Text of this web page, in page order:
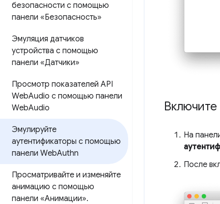
безопасности с помощью
панели «Безопасность»
Эмуляция датчиков
устройства с помощью
панели «Датчики»
Просмотр показателей API
WebAudio с помощью панели
WebAudio
Эмулируйте
аутентификаторы с помощью
панели WebAuthn
Просматривайте и изменяйте
анимацию с помощью
панели «Анимации».
На
После